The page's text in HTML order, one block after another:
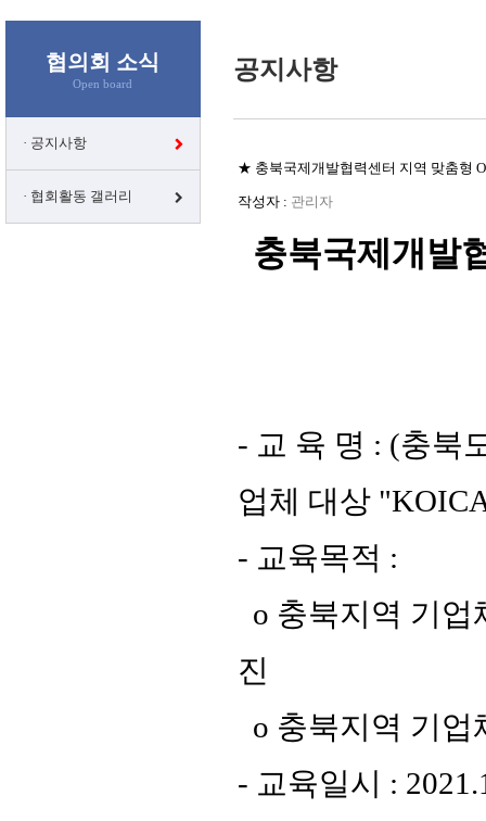
협의회 소식
Open board
· 공지사항
· 협회활동 갤러리
공지사항
★ 충북국제개발협력센터 지역 맞춤형
작성자 : 관리자
충북국제개발
- 교 육 명 : (충북
업체 대상
- 교육목적 :
o 충북지역 기업
진
o 충북지역 기업
- 교육일시 :